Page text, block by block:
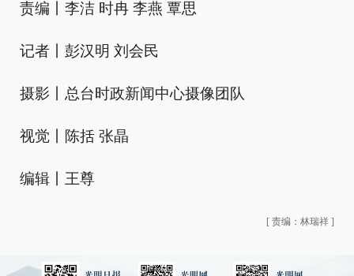
责编丨李洁 时冉 李燕 覃思
记者丨彭汉明 刘会民
摄影丨总台时政新闻中心摄像团队
视觉丨陈括 张晶
编辑丨王尊
[ 责编：林瑞祥 ]